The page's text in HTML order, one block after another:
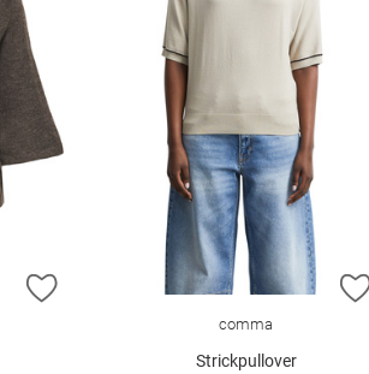
ZUR WUNSCHLISTE HINZUFÜGEN
comma
Strickpullover